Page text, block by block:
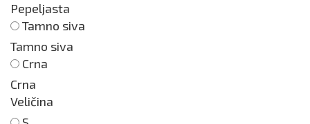
Pepeljasta
Tamno siva
Tamno siva
Crna
Crna
Veličina